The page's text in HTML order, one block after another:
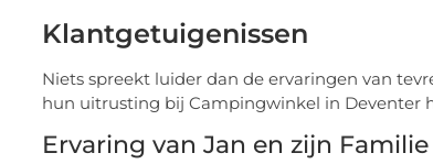
Klantgetuigenissen
Niets spreekt luider dan de ervaringen van
hun uitrusting bij Campingwinkel in Deventer
Ervaring van Jan en zijn Familie